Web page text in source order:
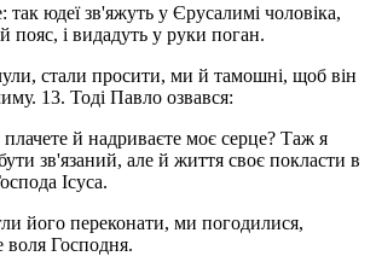
юдеї зв'яжуть у Єрусалимі чоловіка,
пояс, і видадуть у руки поган.
стали просити, ми й тамошні, щоб він
13. Тоді Павло озвався:
й надриваєте моє серце? Таж я
зв'язаний, але й життя своє покласти в
Ісуса.
його переконати, ми погодилися,
воля Господня.